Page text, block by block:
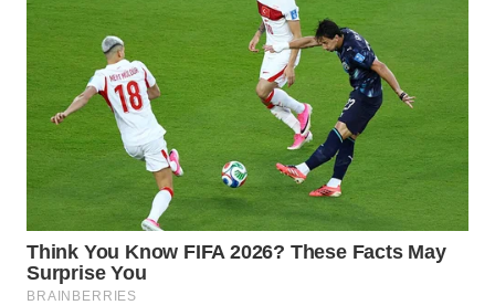
WN
SOLO
WN
BOROBUDUR
WN
MADURA
WN
SURABAYA